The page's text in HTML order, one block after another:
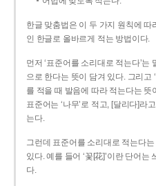
한글 맞춤법은 이 두 가지 원칙에
인 한글로 올바르게 적는 방법이다.
먼저 ‘표준어를 소리대로 적는다’
으로 한다는 뜻이 담겨 있다. 그리고
를 적을 때 발음에 따라 적는다는
표준어는 ‘나무’로 적고, [달리다]라
는다.
그런데 표준어를 소리대로 적는다
있다. 예를 들어 ‘꽃[花]’이란 단어
다.